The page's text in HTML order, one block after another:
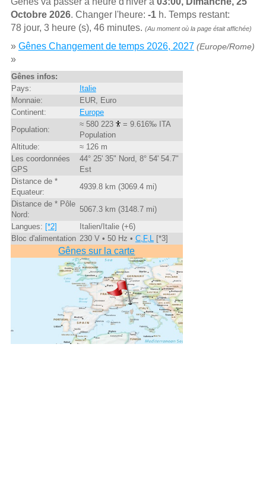
Octobre 2026. Changer l'heure: -1h. Temps restant:
78 jour, 3 heure (s), 46 minutes. (Au moment où la page était affichée)
» Gênes Changement de temps 2026, 2027 (Europe/Rome)
»
Gênes infos:
Pays:
Italie
Monnaie:
EUR, Euro
Continent:
Europe
Population:
≈ 580 223
= 9.616‰ ITA
Population
Altitude:
≈ 126 m
Les coordonnées
GPS
44° 25' 35" Nord, 8° 54' 54.7"
Est
Distance de *
Equateur:
4939.8 km (3069.4 mi)
Distance de * Pôle
Nord:
5067.3 km (3148.7 mi)
Langues: [*2]
Italien/Italie (+6)
Bloc d'alimentation 230 V • 50 Hz • C,F,L[*3]
Gênes sur la carte